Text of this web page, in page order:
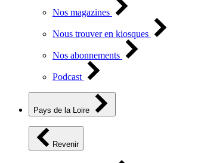
Nos magazines
Nous trouver en kiosques
Nos abonnements
Podcast
Pays de la Loire
Revenir